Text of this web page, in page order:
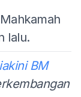
lalu.
BM